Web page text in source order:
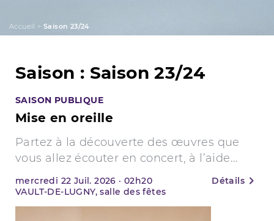
Accueil >Saison 23/24
Saison : Saison 23/24
SAISON PUBLIQUE
Mise en oreille
Partez à la découverte des œuvres que
vous allez écouter en concert, à l’aide...
mercredi 22 Juil. 2026 ·02h20
VAULT-DE-LUGNY, salle des fêtes
Détails